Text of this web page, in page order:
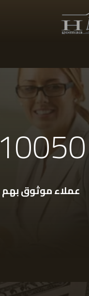
10050
عملاء موثوق بهم